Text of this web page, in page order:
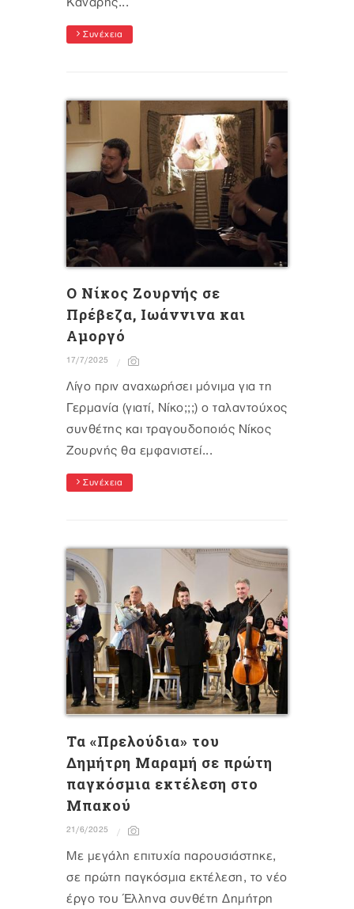
Κανάρης...
Συνέχεια
Ο Νίκος Ζουρνής σε
Πρέβεζα, Ιωάννινα και
Αμοργό
17/7/2025
Λίγο πριν αναχωρήσει μόνιμα για τη
Γερμανία (γιατί, Νίκο;;;) ο ταλαντούχος
συνθέτης και τραγουδοποιός Νίκος
Ζουρνής θα εμφανιστεί...
Συνέχεια
Τα «Πρελούδια» του
Δημήτρη Μαραμή σε πρώτη
παγκόσμια εκτέλεση στο
Μπακού
21/6/2025
Mε μεγάλη επιτυχία παρουσιάστηκε,
σε πρώτη παγκόσμια εκτέλεση, το νέο
έργο του Έλληνα συνθέτη Δημήτρη